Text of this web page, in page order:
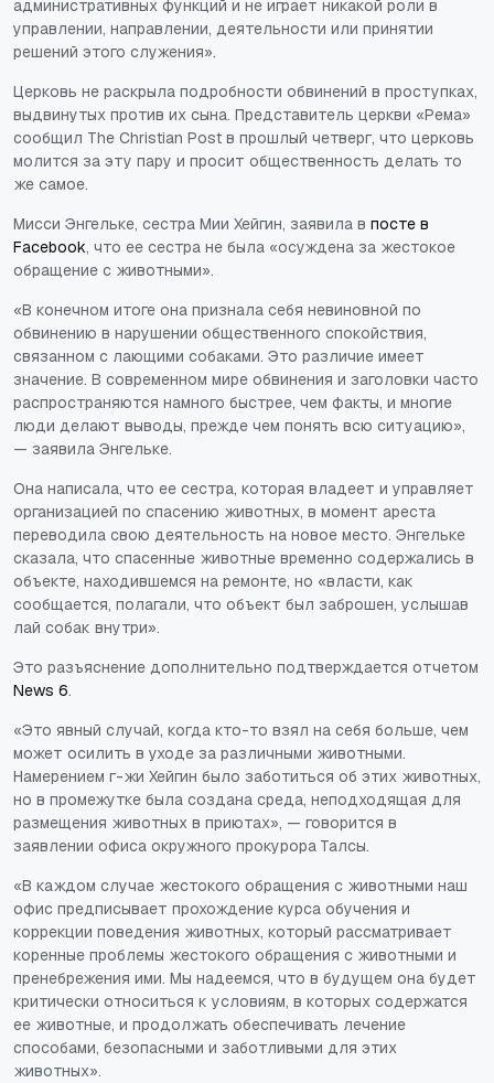
административных функций и не играет никакой роли в
управлении, направлении, деятельности или принятии
решений этого служения».
Церковь не раскрыла подробности обвинений в проступках,
выдвинутых против их сына. Представитель церкви «Рема»
сообщил The Christian Post в прошлый четверг, что церковь
молится за эту пару и просит общественность делать то
же самое.
Мисси Энгельке, сестра Мии Хейгин, заявила в посте в
Facebook, что ее сестра не была «осуждена за жестокое
обращение с животными».
«В конечном итоге она признала себя невиновной по
обвинению в нарушении общественного спокойствия,
связанном с лающими собаками. Это различие имеет
значение. В современном мире обвинения и заголовки часто
распространяются намного быстрее, чем факты, и многие
люди делают выводы, прежде чем понять всю ситуацию»,
— заявила Энгельке.
Она написала, что ее сестра, которая владеет и управляет
организацией по спасению животных, в момент ареста
переводила свою деятельность на новое место. Энгельке
сказала, что спасенные животные временно содержались в
объекте, находившемся на ремонте, но «власти, как
сообщается, полагали, что объект был заброшен, услышав
лай собак внутри».
Это разъяснение дополнительно подтверждается отчетом
News 6.
«Это явный случай, когда кто-то взял на себя больше, чем
может осилить в уходе за различными животными.
Намерением г-жи Хейгин было заботиться об этих животных,
но в промежутке была создана среда, неподходящая для
размещения животных в приютах», — говорится в
заявлении офиса окружного прокурора Талсы.
«В каждом случае жестокого обращения с животными наш
офис предписывает прохождение курса обучения и
коррекции поведения животных, который рассматривает
коренные проблемы жестокого обращения с животными и
пренебрежения ими. Мы надеемся, что в будущем она будет
критически относиться к условиям, в которых содержатся
ее животные, и продолжать обеспечивать лечение
способами, безопасными и заботливыми для этих
животных».